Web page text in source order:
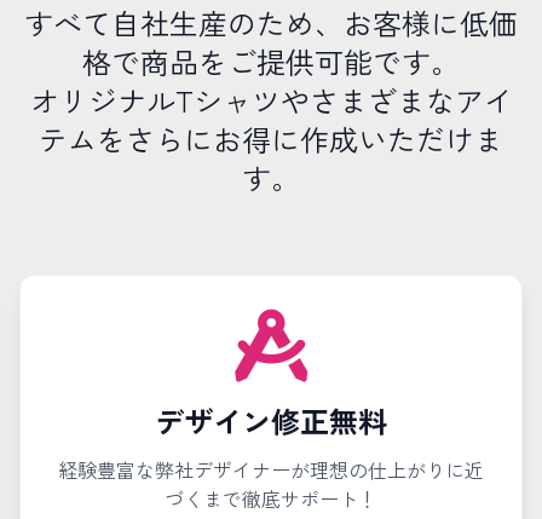
すべて自社生産のため、お客様に低価
格で商品をご提供可能です。
オリジナルTシャツやさまざまなアイ
テムをさらにお得に作成いただけま
す。
デザイン修正無料
経験豊富な弊社デザイナーが理想の仕上がりに近
づくまで徹底サポート！